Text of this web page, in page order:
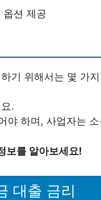
옵션 제공
기 위해서는 몇 가
.
야 하며, 사업자는
보를 알아보세요!
대출 금리